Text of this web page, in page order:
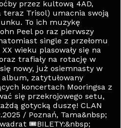
przez kultową 4AD,
teraz Trisol) umacnia swoją
To ich muzykę
Peel po raz pierwszy
single z przełomu
wieku plasowały się na
trafiały na rotację w
nowy, już osiemnasty w
zatytułowany
koncertach Mooringsa z
się przekrojowego setu,
gotycką duszę! CLAN
/ Poznań, Tama&nbsp;
🎟BILETY:&nbsp;